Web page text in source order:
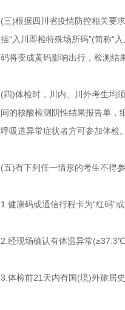
(三)根据四川省疫情防控相关要
描“入川即检特殊场所码”(简称“
码将变成黄码影响出行，检测结
(四)体检时，川内、川外考生均
间的核酸检测阴性结果报告单
呼吸道异常症状者方可参加体检
(五)有下列任一情形的考生不得
1.健康码或通信行程卡为“红码”
2.经现场确认有体温异常
3.体检前21天内有国(境)外旅居